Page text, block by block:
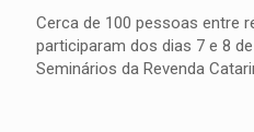
Cerca de 100 pessoas entre
participaram dos dias 7 e 8
Seminários da Revenda